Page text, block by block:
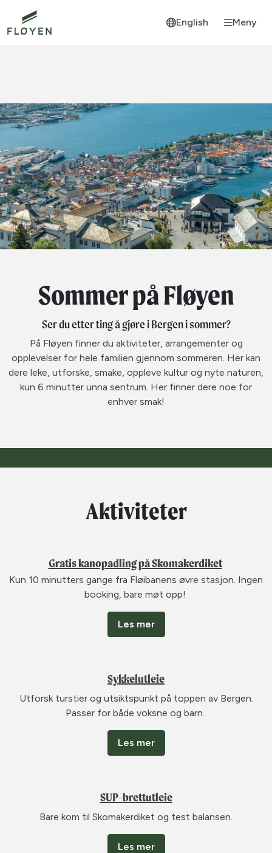
English Meny
Sommer på Fløyen
Ser du etter ting å gjøre i Bergen i sommer?
På Fløyen finner du aktiviteter, arrangementer og
opplevelser for hele familien gjennom sommeren. Her kan
dere leke, utforske, smake, oppleve kultur og nyte naturen,
kun 6 minutter unna sentrum. Her finner dere noe for
enhver smak!
Aktiviteter
Gratis kanopadling på Skomakerdiket
Kun 10 minutters gange fra Fløibanens øvre stasjon. Ingen
booking, bare møt opp! ​
Les mer
Sykkelutleie
Utforsk turstier og utsiktspunkt på toppen av Bergen.
Passer for både voksne og barn.
Les mer
SUP-brettutleie
Bare kom til Skomakerdiket og test balansen.
Les mer